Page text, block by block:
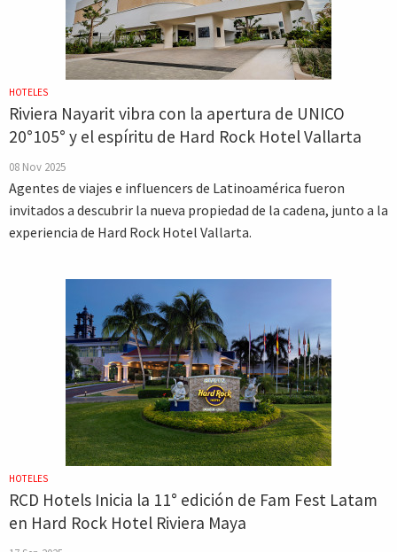
HOTELES
Riviera Nayarit vibra con la apertura de UNICO
20°105° y el espíritu de Hard Rock Hotel Vallarta
08 Nov 2025
Agentes de viajes e influencers de Latinoamérica fueron
invitados a descubrir la nueva propiedad de la cadena, junto a la
experiencia de Hard Rock Hotel Vallarta.
HOTELES
RCD Hotels Inicia la 11° edición de Fam Fest Latam
en Hard Rock Hotel Riviera Maya